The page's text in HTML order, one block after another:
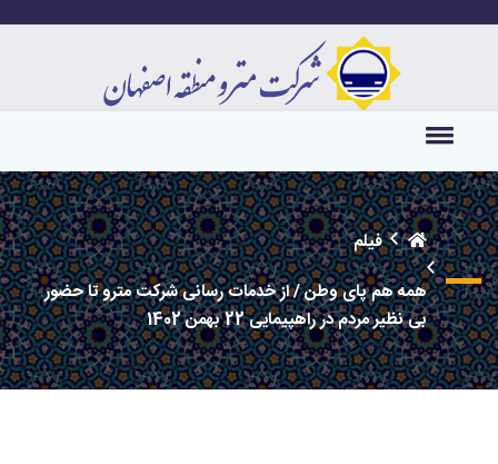
فیلم
همه هم پای وطن / از خدمات رسانی شرکت مترو تا حضور
بی نظیر مردم در راهپیمایی 22 بهمن 1402